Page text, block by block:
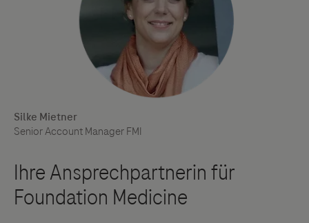
Silke Mietner
Senior Account Manager FMI